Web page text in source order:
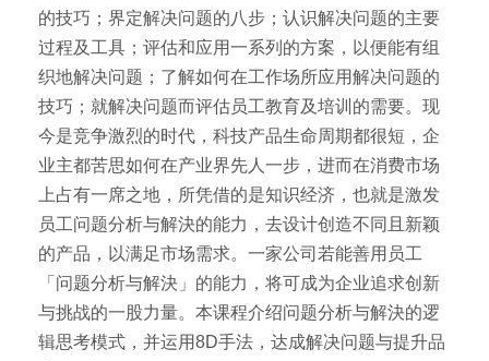
的技巧；界定解决问题的八步；认识解决问题的主要
过程及工具；评估和应用一系列的方案，以便能有组
织地解决问题；了解如何在工作场所应用解决问题的
技巧；就解决问题而评估员工教育及培训的需要。现
今是竞争激烈的时代，科技产品生命周期都很短，企
业主都苦思如何在产业界先人一步，进而在消费市场
上占有一席之地，所凭借的是知识经济，也就是激发
员工问题分析与解決的能力，去设计创造不同且新颖
的产品，以满足市场需求。一家公司若能善用员工
「问题分析与解決」的能力，将可成为企业追求创新
与挑战的一股力量。本课程介绍问题分析与解決的逻
辑思考模式，并运用8D手法，达成解决问题与提升品